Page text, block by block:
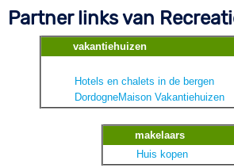
Partner links van
vakantiehuizen
Hotels en chalets in de bergen
DordogneMaison Vakantiehuizen
makelaars
Huis kopen